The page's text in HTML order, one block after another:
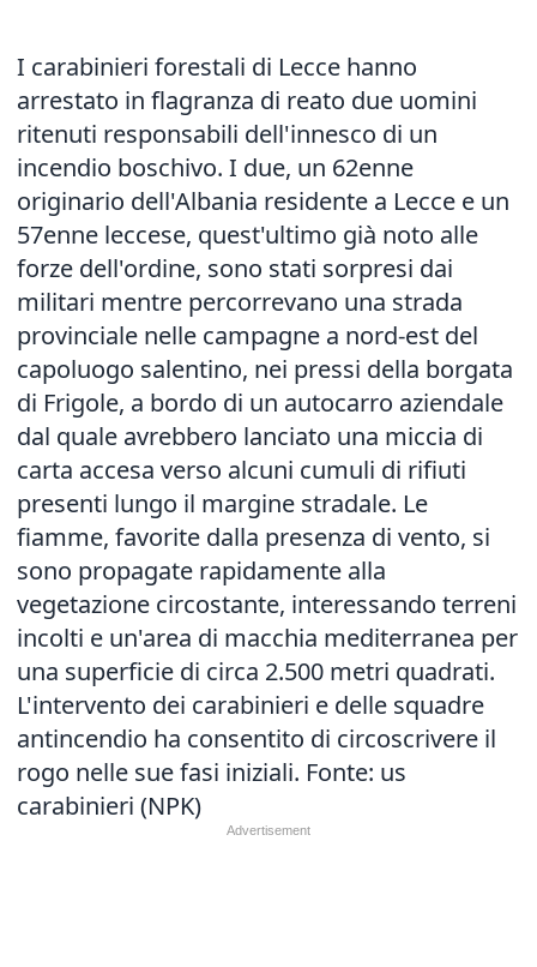
I carabinieri forestali di Lecce hanno
arrestato in flagranza di reato due uomini
ritenuti responsabili dell'innesco di un
incendio boschivo. I due, un 62enne
originario dell'Albania residente a Lecce e un
57enne leccese, quest'ultimo già noto alle
forze dell'ordine, sono stati sorpresi dai
militari mentre percorrevano una strada
provinciale nelle campagne a nord-est del
capoluogo salentino, nei pressi della borgata
di Frigole, a bordo di un autocarro aziendale
dal quale avrebbero lanciato una miccia di
carta accesa verso alcuni cumuli di rifiuti
presenti lungo il margine stradale. Le
fiamme, favorite dalla presenza di vento, si
sono propagate rapidamente alla
vegetazione circostante, interessando terreni
incolti e un'area di macchia mediterranea per
una superficie di circa 2.500 metri quadrati.
L'intervento dei carabinieri e delle squadre
antincendio ha consentito di circoscrivere il
rogo nelle sue fasi iniziali. Fonte: us
carabinieri (NPK)